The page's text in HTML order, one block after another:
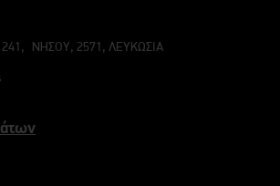
ΝΗΣΟΥ, 2571, ΛΕΥΚΩΣΙΑ